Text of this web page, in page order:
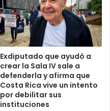
Exdiputado que ayudó a
crear la Sala IV sale a
defenderla y afirma que
Costa Rica vive un intento
por debilitar sus
instituciones